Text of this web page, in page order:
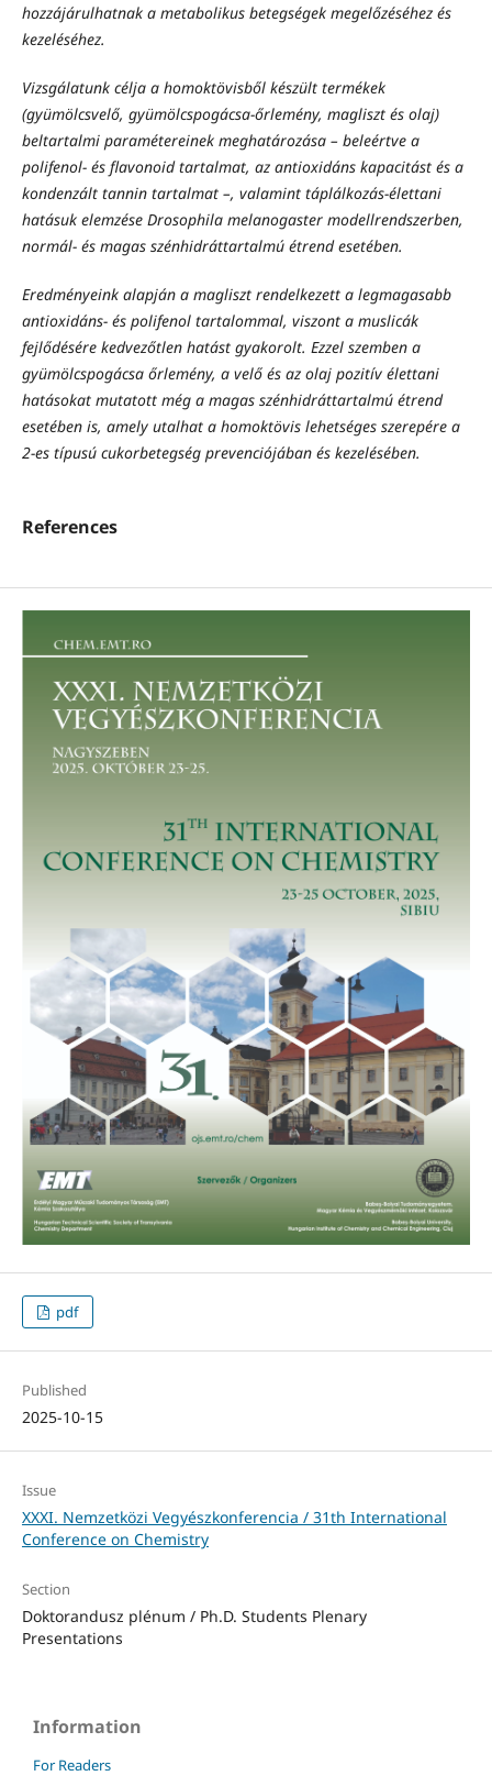
hozzájárulhatnak a metabolikus betegségek megelőzéséhez és
kezeléséhez.
Vizsgálatunk célja a homoktövisből készült termékek
(gyümölcsvelő, gyümölcspogácsa-őrlemény, magliszt és olaj)
beltartalmi paramétereinek meghatározása – beleértve a
polifenol- és flavonoid tartalmat, az antioxidáns kapacitást és a
kondenzált tannin tartalmat –, valamint táplálkozás-élettani
hatásuk elemzése Drosophila melanogaster modellrendszerben,
normál- és magas szénhidráttartalmú étrend esetében.
Eredményeink alapján a magliszt rendelkezett a legmagasabb
antioxidáns- és polifenol tartalommal, viszont a muslicák
fejlődésére kedvezőtlen hatást gyakorolt. Ezzel szemben a
gyümölcspogácsa őrlemény, a velő és az olaj pozitív élettani
hatásokat mutatott még a magas szénhidráttartalmú étrend
esetében is, amely utalhat a homoktövis lehetséges szerepére a
2-es típusú cukorbetegség prevenciójában és kezelésében.
References
pdf
Published
2025-10-15
Issue
XXXI. Nemzetközi Vegyészkonferencia / 31th International
Conference on Chemistry
Section
Doktorandusz plénum / Ph.D. Students Plenary
Presentations
Information
For Readers